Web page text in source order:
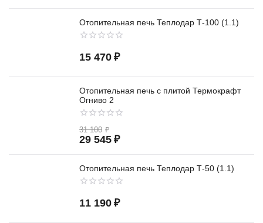
Отопительная печь Теплодар Т-100 (1.1)
15 470 ₽
Отопительная печь с плитой Термокрафт
Огниво 2
31 100 ₽
29 545 ₽
Отопительная печь Теплодар Т-50 (1.1)
11 190 ₽